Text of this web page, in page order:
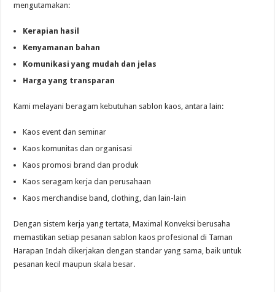
mengutamakan:
Kerapian hasil
Kenyamanan bahan
Komunikasi yang mudah dan jelas
Harga yang transparan
Kami melayani beragam kebutuhan sablon kaos, antara lain:
Kaos event dan seminar
Kaos komunitas dan organisasi
Kaos promosi brand dan produk
Kaos seragam kerja dan perusahaan
Kaos merchandise band, clothing, dan lain-lain
Dengan sistem kerja yang tertata, Maximal Konveksi berusaha
memastikan setiap pesanan sablon kaos profesional di Taman
Harapan Indah dikerjakan dengan standar yang sama, baik untuk
pesanan kecil maupun skala besar.